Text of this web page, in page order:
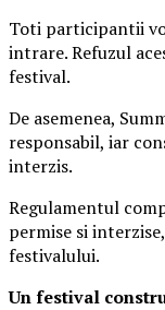
Toti participantii
intrare. Refuzul
festival.
De asemenea,
responsabil, iar
interzis.
Regulamentul
permise si
festivalului.
Un festival